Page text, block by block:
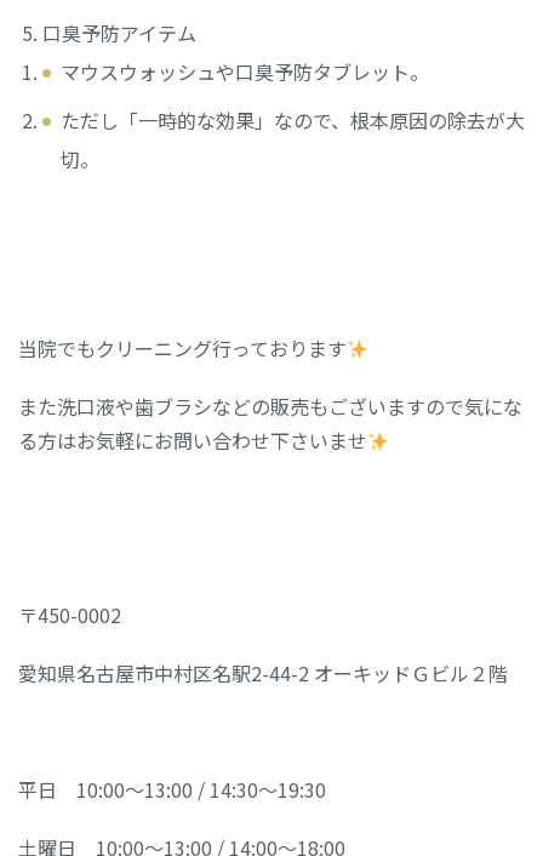
口臭予防アイテム
マウスウォッシュや口臭予防タブレット。
ただし「一時的な効果」なので、根本原因の除去が大
切。
当院でもクリーニング行っております
また洗口液や歯ブラシなどの販売もございますので気にな
る方はお気軽にお問い合わせ下さいませ
〒450-0002
愛知県名古屋市中村区名駅2-44-2 オーキッドＧビル２階
平日 10:00～13:00 / 14:30～19:30
土曜日 10:00～13:00 / 14:00～18:00